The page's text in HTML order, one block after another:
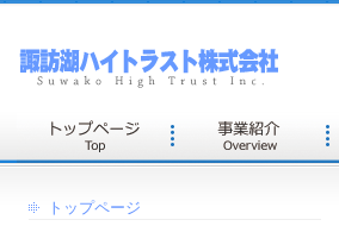
トップページ